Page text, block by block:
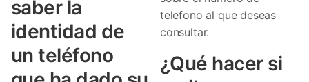
saber la
identidad de
un teléfono
telefono al que deseas
consultar.
¿Qué hacer si